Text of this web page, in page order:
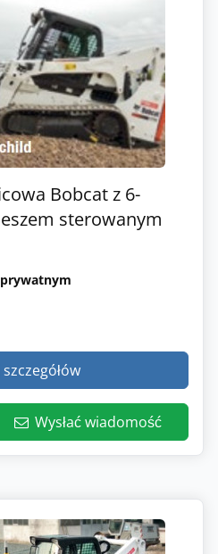
Bobcat z 6-
sterowanym
Wysłać wiadomość